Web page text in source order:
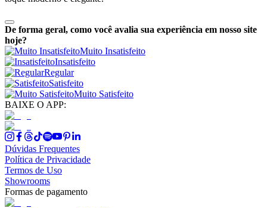
De forma geral, como você avalia sua experiência em nosso site
hoje?
Muito Insatisfeito
Insatisfeito
Regular
Satisfeito
Muito Satisfeito
BAIXE O APP:
Dúvidas Frequentes
Política de Privacidade
Termos de Uso
Showrooms
Formas de pagamento